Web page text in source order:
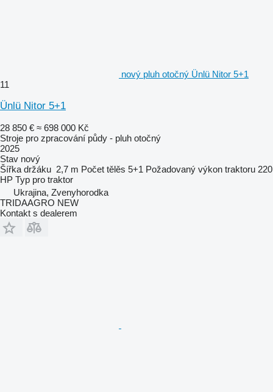
nový pluh otočný Ünlü Nitor 5+1
11
Ünlü Nitor 5+1
28 850 € ≈ 698 000 Kč
Stroje pro zpracování půdy - pluh otočný
2025
Stav nový
Šířka držáku 2,7 m Počet tělěs 5+1 Požadovaný výkon traktoru 220
HP Typ pro traktor
Ukrajina, Zvenyhorodka
TRIDAAGRO NEW
Kontakt s dealerem